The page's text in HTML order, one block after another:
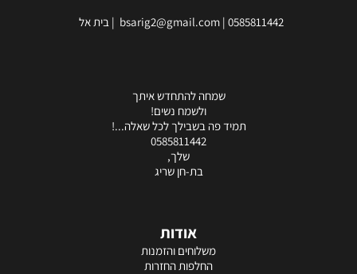
bsarig2@gmail.com | 0585811442 | בית אל
שמחה להתחדש איתך
ולשמח נשים!
תמיד פה בשבילך לכל שאלה...!
0585811442
שלך,
בת-חן שריג
אודות
משלוחים והזמנות
החלפות החזרות